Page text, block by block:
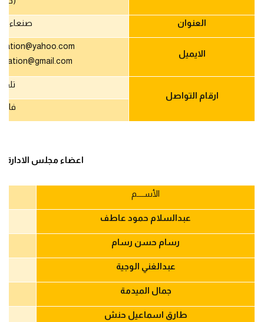
العنوان صنعاء -
الايميل
ارقام التواصل
اعضاء مجلس الادارة
الأســــم
عبدالسلام حمود عاطف
رسام حسن رسام
عبدالغني الوجية
جمال الميدمة
طارق اسماعيل حنش